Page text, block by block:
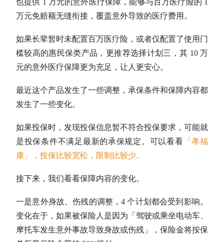
也提供 1 万元的意外医疗保障，能够与百万医疗险的 1
万元免赔额无缝衔接，覆盖意外导致的医疗费用。
如果长辈暂时未配置百万医疗险，或者仅配置了使用门
槛较高的惠民保类产品，更推荐选择计划三，其 10 万
元的意外医疗保障更为充足，让人更安心。
最近这个产品发生了一些调整，承保条件和保障内容都
发生了一些变化。
如果投保时，发现投保信息暂不符合投保要求，可能就
是投保条件不满足最新的承保规定。可以看看 「孝福
康」，投保比较宽松，限制比较少。
接下来，我们看看保障内容的变化。
一是意外身故、伤残的调整，4 个计划都会受到影响。
变化在于，如果被保险人是因为「驾驶或乘坐电动车、
摩托车发生意外事故导致身故或伤残」，保险金将按保